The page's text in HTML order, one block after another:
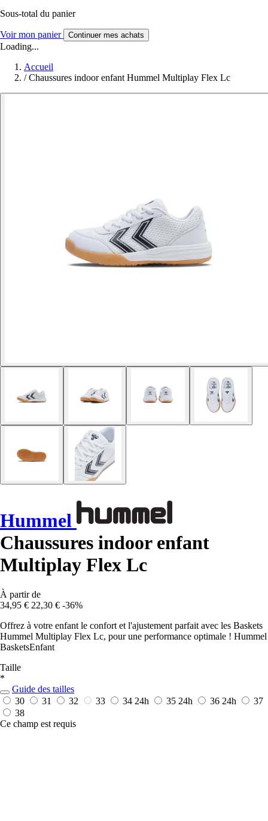
Sous-total du panier
Voir mon panier Continuer mes achats
Loading...
Accueil
/ Chaussures indoor enfant Hummel Multiplay Flex Lc
Hummel
Chaussures indoor enfant
Multiplay Flex Lc
À partir de
34,95 € 22,30 € -36%
Offrez à votre enfant le confort et l'ajustement parfait avec les Baskets
Hummel Multiplay Flex Lc, pour une performance optimale ! Hummel
BasketsEnfant
Taille
*
Guide des tailles
30
31 32 33 34 24h 35 24h 36 24h
37
38
Ce champ est requis